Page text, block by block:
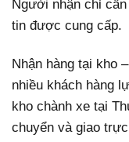
Người nhận chỉ
tin được cung cấp.
Nhận hàng tại kho
nhiều khách hàng
kho chành xe tại
chuyển và giao